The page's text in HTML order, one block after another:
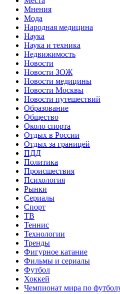
Мнения
Мода
Народная медицина
Наука
Наука и техника
Недвижимость
Новости
Новости ЗОЖ
Новости медицины
Новости Москвы
Новости путешествий
Образование
Общество
Около спорта
Отдых в России
Отдых за границей
ПДД
Политика
Происшествия
Психология
Рынки
Сериалы
Спорт
ТВ
Теннис
Технологии
Тренды
Фигурное катание
Фильмы и сериалы
Футбол
Хоккей
Чемпионат мира по